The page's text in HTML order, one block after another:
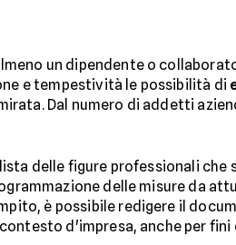
un dipendente o
e tempestività le possibilità di
Dal numero di addetti
delle figure professionali che
delle misure da
è possibile redigere il
d'impresa, anche per fini